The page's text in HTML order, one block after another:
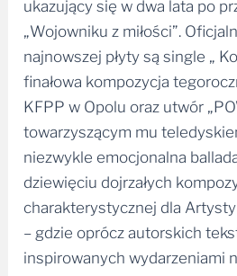
ukazujący się w dwa lata po
„Wojowniku z miłości”.
najnowszej płyty są single „
finałowa kompozycja
KFPP w Opolu oraz utwór
towarzyszącym mu
niezwykle emocjonalna
dziewięciu dojrzałych
charakterystycznej dla
– gdzie oprócz autorskich
inspirowanych wydarzeniami